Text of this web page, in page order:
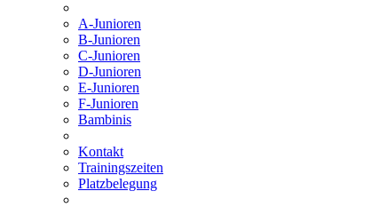
A-Junioren
B-Junioren
C-Junioren
D-Junioren
E-Junioren
F-Junioren
Bambinis
Kontakt
Trainingszeiten
Platzbelegung